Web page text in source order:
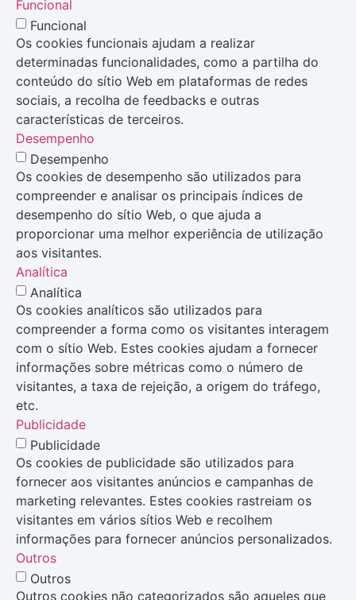
Funcional
Funcional
Os cookies funcionais ajudam a realizar
determinadas funcionalidades, como a partilha do
conteúdo do sítio Web em plataformas de redes
sociais, a recolha de feedbacks e outras
características de terceiros.
Desempenho
Desempenho
Os cookies de desempenho são utilizados para
compreender e analisar os principais índices de
desempenho do sítio Web, o que ajuda a
proporcionar uma melhor experiência de utilização
aos visitantes.
Analítica
Analítica
Os cookies analíticos são utilizados para
compreender a forma como os visitantes interagem
com o sítio Web. Estes cookies ajudam a fornecer
informações sobre métricas como o número de
visitantes, a taxa de rejeição, a origem do tráfego,
etc.
Publicidade
Publicidade
Os cookies de publicidade são utilizados para
fornecer aos visitantes anúncios e campanhas de
marketing relevantes. Estes cookies rastreiam os
visitantes em vários sítios Web e recolhem
informações para fornecer anúncios personalizados.
Outros
Outros
Outros cookies não categorizados são aqueles que